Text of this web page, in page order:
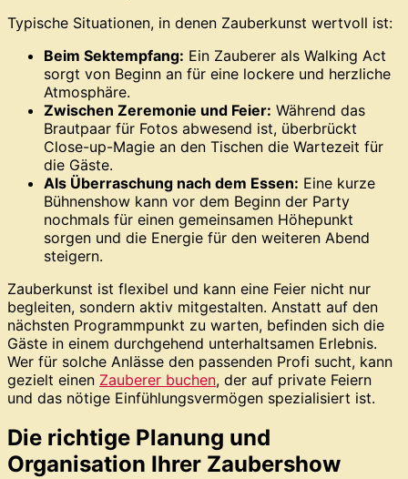
Typische Situationen, in denen Zauberkunst wertvoll ist:
Beim Sektempfang: Ein Zauberer als Walking Act
sorgt von Beginn an für eine lockere und herzliche
Atmosphäre.
Zwischen Zeremonie und Feier: Während das
Brautpaar für Fotos abwesend ist, überbrückt
Close-up-Magie an den Tischen die Wartezeit für
die Gäste.
Als Überraschung nach dem Essen: Eine kurze
Bühnenshow kann vor dem Beginn der Party
nochmals für einen gemeinsamen Höhepunkt
sorgen und die Energie für den weiteren Abend
steigern.
Zauberkunst ist flexibel und kann eine Feier nicht nur
begleiten, sondern aktiv mitgestalten. Anstatt auf den
nächsten Programmpunkt zu warten, befinden sich die
Gäste in einem durchgehend unterhaltsamen Erlebnis.
Wer für solche Anlässe den passenden Profi sucht, kann
gezielt einen Zauberer buchen, der auf private Feiern
und das nötige Einfühlungsvermögen spezialisiert ist.
Die richtige Planung und
Organisation Ihrer Zaubershow